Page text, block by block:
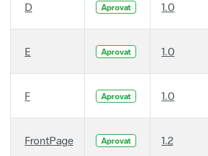
D Aprovat 1.0
E Aprovat 1.0
F Aprovat 1.0
FrontPage Aprovat 1.2